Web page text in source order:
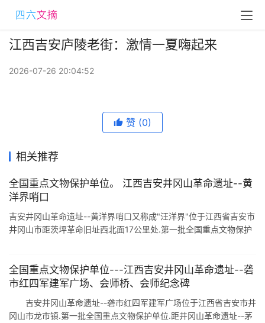
江西吉安庐陵老街：激情一夏嗨起来
2026-07-26 20:04:52
赞 (0)
相关推荐
全国重点文物保护单位。 江西吉安井冈山革命遗址--黄
洋界哨口
吉安井冈山革命遗址--黄洋界哨口又称成"汪洋界"位于江西省吉安市
井冈山市距茨坪革命旧址西北面17公里处.第一批全国重点文物保护
全国重点文物保护单位---江西吉安井冈山革命遗址--砻
市红四军建军广场、会师桥、会师纪念碑
吉安井冈山革命遗址--砻市红四军建军广场位于江西省吉安市井
冈山市龙市镇.第一批全国重点文物保护单位.距井冈山革命遗址--茅